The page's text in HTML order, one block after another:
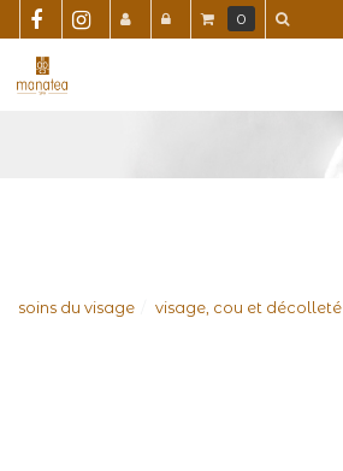
soins du visage visage, cou et décolleté
0
Panneau de gestion des cookies